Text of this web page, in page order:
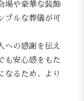
場や豪華な装飾
プルな葬儀が可
への感謝を伝え
も安心感をもた
なるため、より